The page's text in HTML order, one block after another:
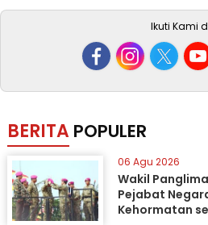
Ikuti Kami
BERITA POPULER
06 Agu 2026
Wakil
Pejabat
Kehormatan